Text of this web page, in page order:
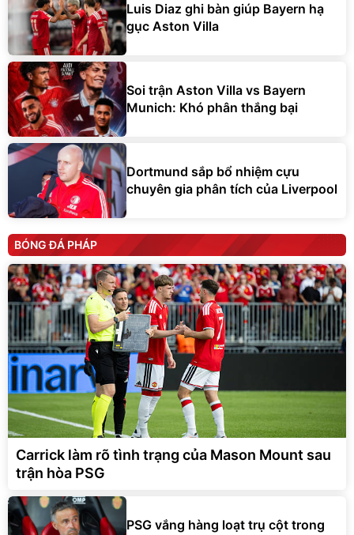
Luis Diaz ghi bàn giúp Bayern hạ
gục Aston Villa
Soi trận Aston Villa vs Bayern
Munich: Khó phân thắng bại
Dortmund sắp bổ nhiệm cựu
chuyên gia phân tích của Liverpool
BÓNG ĐÁ PHÁP
Carrick làm rõ tình trạng của Mason Mount sau
trận hòa PSG
PSG vắng hàng loạt trụ cột trong